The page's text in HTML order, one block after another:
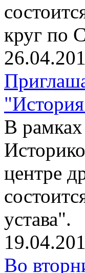
круг по
В
центре
устава".
Во